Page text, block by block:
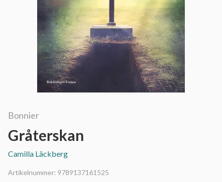
Bonnier
Gråterskan
Camilla Läckberg
Artikelnummer: 9789137161525